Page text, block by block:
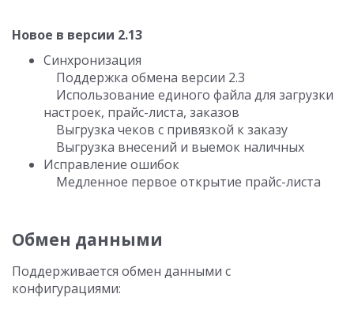
Новое в версии 2.13
Синхронизация
Поддержка обмена версии 2.3
Использование единого файла для загрузки
настроек, прайс-листа, заказов
Выгрузка чеков с привязкой к заказу
Выгрузка внесений и выемок наличных
Исправление ошибок
Медленное первое открытие прайс-листа
Обмен данными
Поддерживается обмен данными с
конфигурациями: